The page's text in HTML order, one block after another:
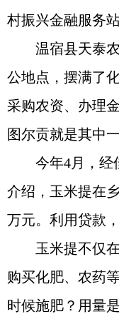
村振兴金融服务站
温宿县天泰
公地点，摆满了
采购农资、办理
图尔贡就是其中一
今年4月，经
介绍，玉米提在
万元。利用贷款
玉米提不仅
购买化肥、农药
时候施肥？用量